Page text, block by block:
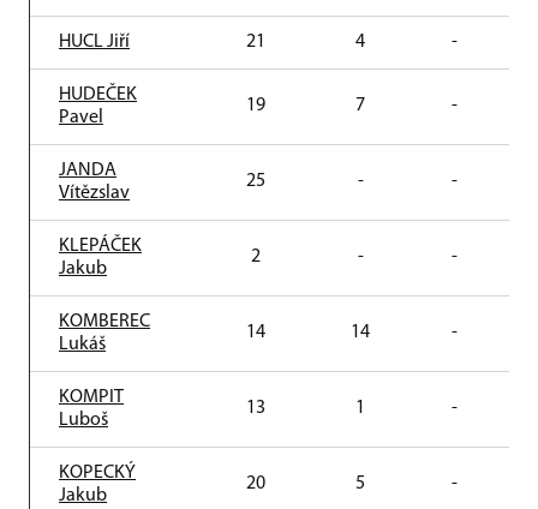
HUCL Jiří 21 4 -
HUDEČEK
Pavel
19 7 -
JANDA
Vítězslav
25 - -
KLEPÁČEK
Jakub
2 - -
KOMBEREC
Lukáš
14 14 -
KOMPIT
Luboš
13 1 -
KOPECKÝ
Jakub
20 5 -